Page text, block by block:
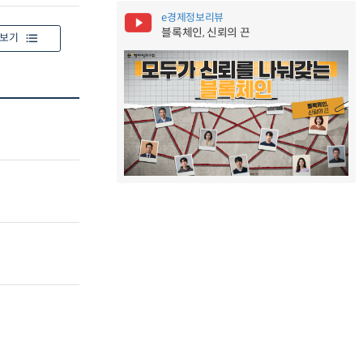
기
e경제정보리뷰
블록체인, 신뢰의 끈